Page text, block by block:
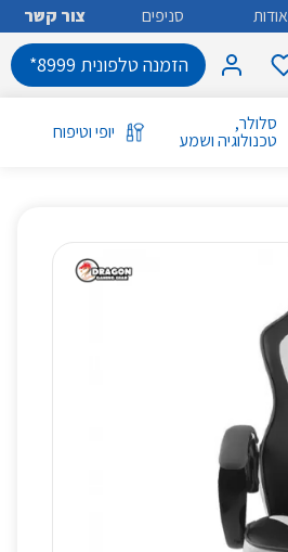
אודות סניפים צור קשר
הזמנה טלפונית 8999*
סלולר,
טכנולוגיה ושמע יופי וטיפוח